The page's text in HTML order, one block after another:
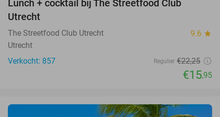
Lunch + cocktail bij The Streetfood Club
Utrecht
The Streetfood Club Utrecht 9.6 star
Utrecht
Verkocht: 857
Regulier €22,25
€15,95